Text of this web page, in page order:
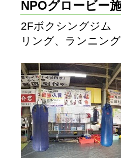
NPOグロービー
2Fボクシングジム
リング、ランニン